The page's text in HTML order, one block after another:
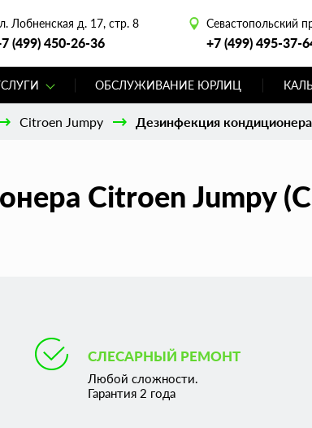
Лобненская д. 17, стр. 8
(499) 450-26-36
Севастопольский
+7 (499) 495-37-
ОБСЛУЖИВАНИЕ ЮРЛИЦ
Citroen Jumpy Дезинфекция
Citroen Jumpy
СЛЕСАРНЫЙ РЕМОНТ
Любой сложности.
Гарантия 2 года